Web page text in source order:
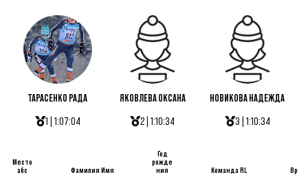
ТАРАСЕНКО РАДА
1 | 1:07:04
ЯКОВЛЕВА ОКСАНА
2 | 1:10:34
НОВИКОВА НАДЕЖДА
3 | 1:10:34
Место
абс
Фамилия Имя
Год
рожде
ния
Команда RL